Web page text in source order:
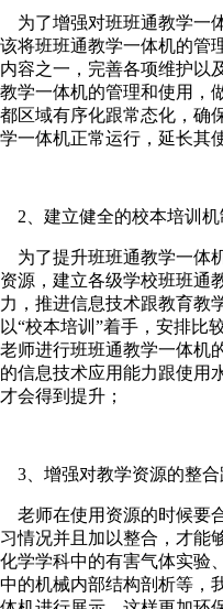
为了增强对班班通教学一
该将班班通教学一体机的管
内容之一，完善各项维护以
教学一体机的管理和使用，
都区域有序化跟常态化，确
学一体机正常运行，延长其
2、建立健全的校本培训机
为了提升班班通教学一体
资源，建立各级学校班班通
力，推进信息技术跟教育教
以“校本培训”着手，安排比
老师进行班班通教学一体机
的信息技术应用能力跟使用
才会得到提升；
3、增强对教学资源的整合
老师在使用资源的时候要
习情况并且加以整合，才能
化学学科中的有害气体实验
中的机械内部结构剖析等，